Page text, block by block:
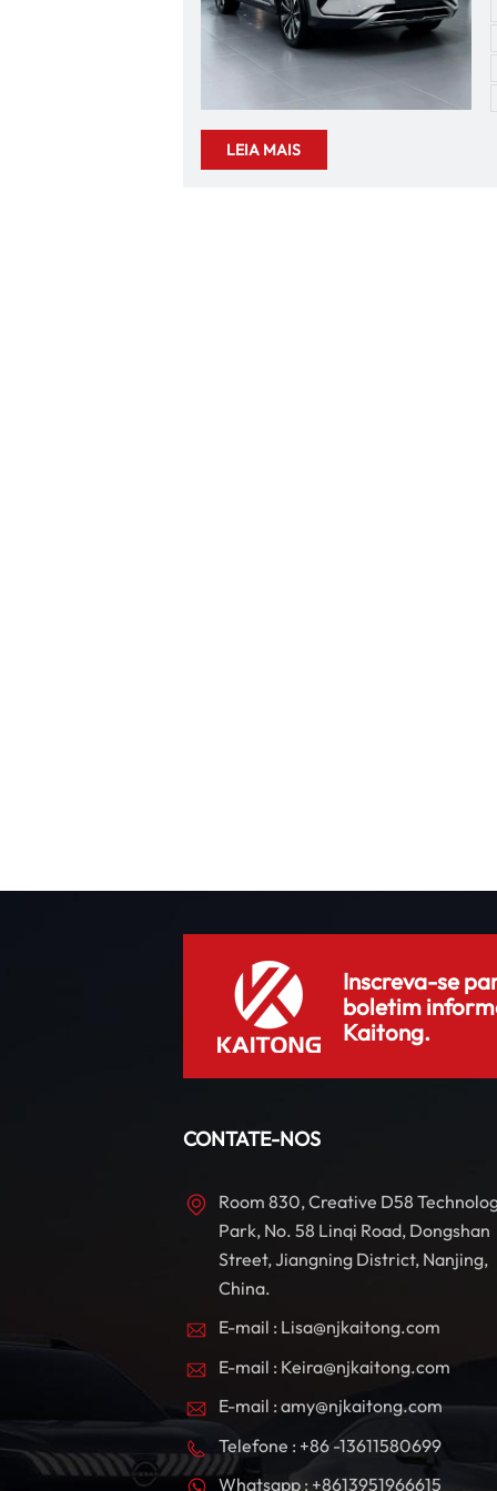
LEIA MAIS
Inscreva-se
boletim
Kaitong.
CONTATE-NOS
Room 830, Creative D58
Park, No. 58 Linqi Road, Dongshan
Street, Jiangning District, Nanjing,
China.
E-mail : Lisa@njkaitong.com
E-mail : Keira@njkaitong.com
E-mail : amy@njkaitong.com
Telefone : +86 -13611580699
Whatsapp : +8613951966615